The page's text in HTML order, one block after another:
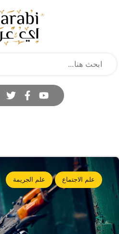
علم الاجتماع علم الجريمة